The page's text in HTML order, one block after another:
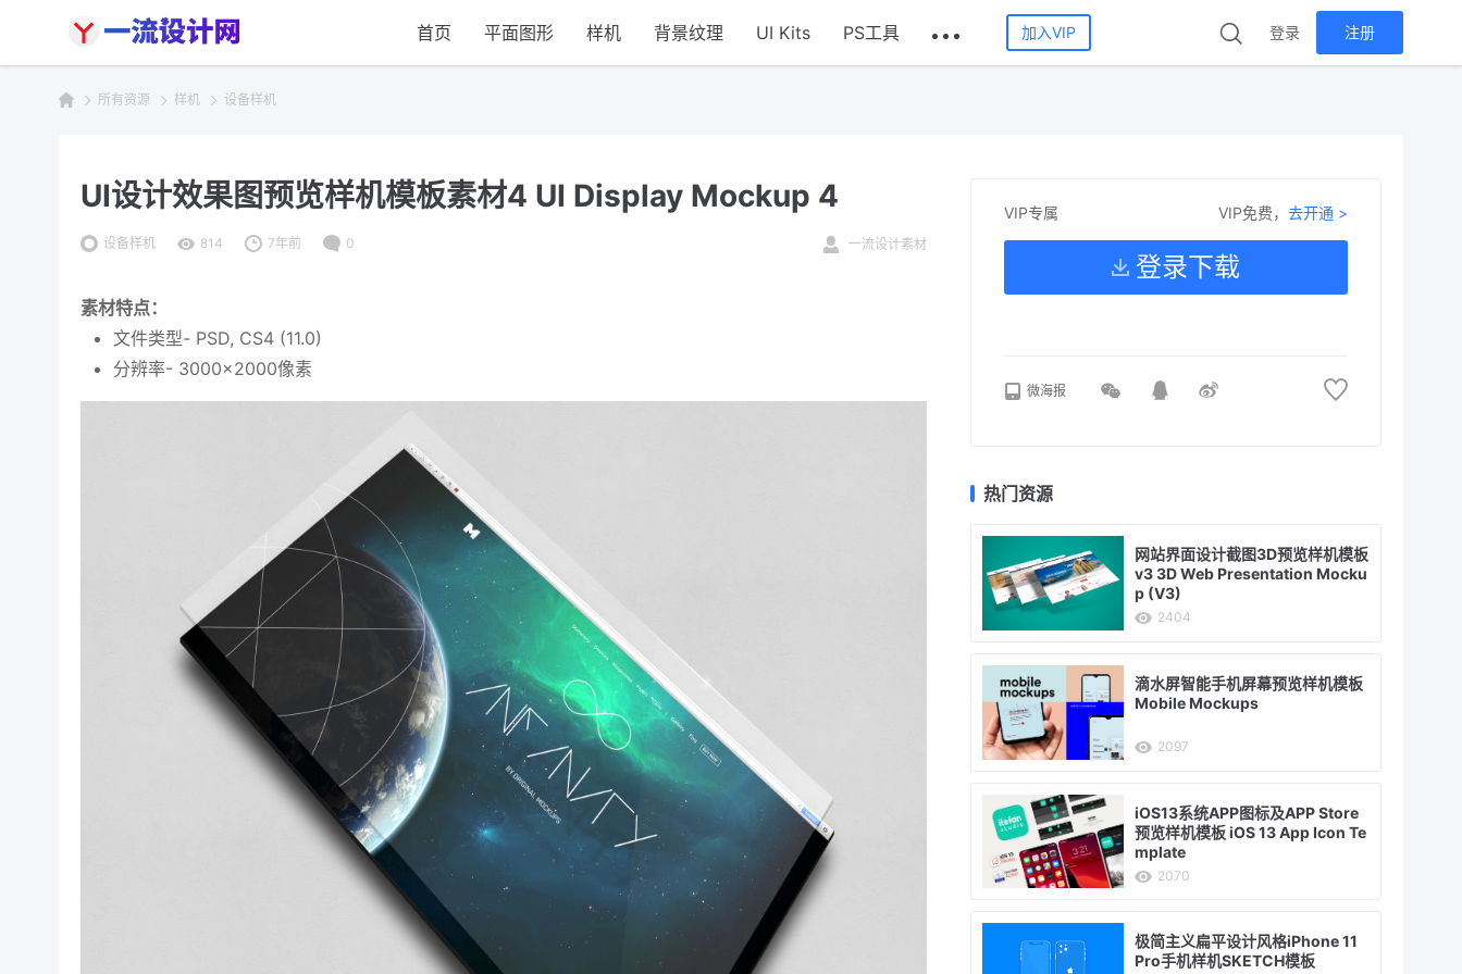
首页 平面图形 样机 背景纹理 UI Kits PS工具 加入VIP 登录 注册
所有资源 样机 设备样机
UI设计效果图预览样机模板素材4 UI Display Mockup 4
设备样机 814 7年前 0 一流设计素材
素材特点：
文件类型- PSD, CS4 (11.0)
分辨率- 3000×2000像素
VIP专属 VIP免费，去开通 >
登录下载
微海报
热门资源
网站界面设计截图3D预览样机模板
v3 3D Web Presentation Mocku
p (V3)
2404
滴水屏智能手机屏幕预览样机模板
Mobile Mockups
2097
iOS13系统APP图标及APP Store
预览样机模板 iOS 13 App Icon Te
mplate
2070
极简主义扁平设计风格iPhone 11
Pro手机样机SKETCH模板